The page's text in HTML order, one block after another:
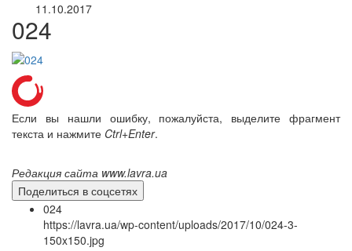
11.10.2017
024
Если вы нашли ошибку, пожалуйста, выделите фрагмент
текста и нажмите Ctrl+Enter.
Редакция сайта www.lavra.ua
Поделиться в соцсетях
024
https://lavra.ua/wp-content/uploads/2017/10/024-3-
150x150.jpg